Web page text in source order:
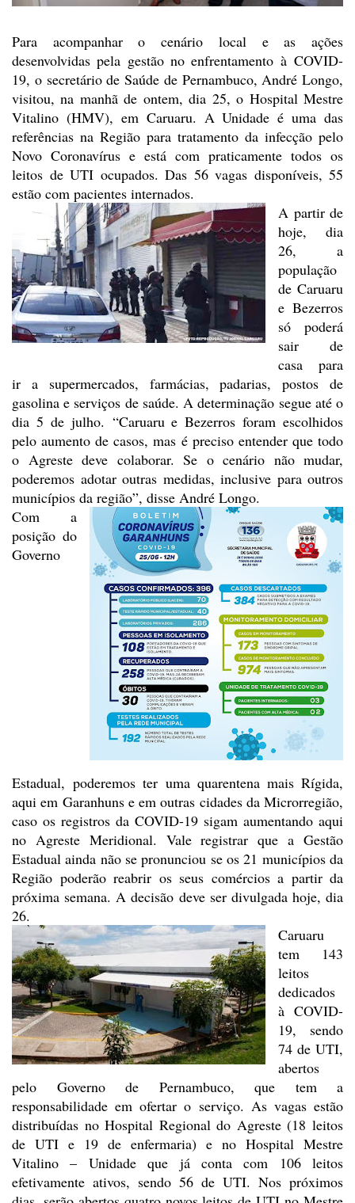
Para acompanhar o cenário local e as ações
desenvolvidas pela gestão no enfrentamento à COVID-
19, o secretário de Saúde de Pernambuco, André Longo,
visitou, na manhã de ontem, dia 25, o Hospital Mestre
Vitalino (HMV), em Caruaru. A Unidade é uma das
referências na Região para tratamento da infecção pelo
Novo Coronavírus e está com praticamente todos os
leitos de UTI ocupados. Das 56 vagas disponíveis, 55
estão com pacientes internados.
A partir de
hoje, dia
26, a
população
de Caruaru
e Bezerros
só poderá
sair de
casa para
ir a supermercados, farmácias, padarias, postos de
gasolina e serviços de saúde. A determinação segue até o
dia 5 de julho. “Caruaru e Bezerros foram escolhidos
pelo aumento de casos, mas é preciso entender que todo
o Agreste deve colaborar. Se o cenário não mudar,
poderemos adotar outras medidas, inclusive para outros
municípios da região”, disse André Longo.
Com a
posição do
Governo
Estadual,poderemos ter uma quarentena mais Rígida,
aqui em Garanhuns e em outras cidades da Microrregião,
caso os registros daCOVID-19 sigam aumentando aqui
no Agreste Meridional. Vale registrar que a Gestão
Estadual ainda não se pronunciou se os 21 municípios da
Região poderão reabrir os seus comércios a partir da
próxima semana. A decisão deve ser divulgada hoje, dia
26.
Caruaru
tem 143
leitos
dedicados
à COVID-
19, sendo
74 de UTI,
abertos
pelo Governo de Pernambuco, que tem a
responsabilidade em ofertar o serviço. As vagas estão
distribuídas noHospital Regional do Agreste (18 leitos
de UTI e 19 de enfermaria) e no Hospital Mestre
Vitalino – Unidade que já conta com 106 leitos
efetivamente ativos, sendo 56 de UTI. Nos próximos